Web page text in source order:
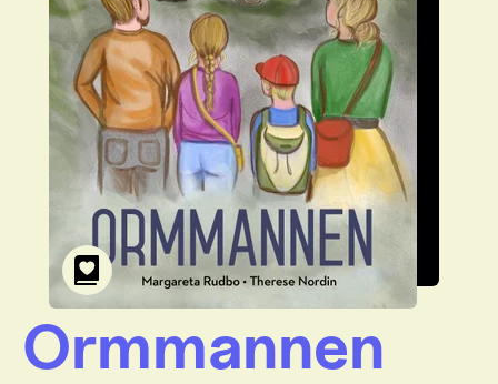
För bibliotek
Ormmannen